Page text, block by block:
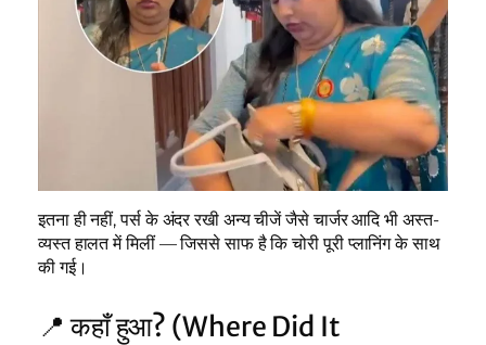
इतना ही नहीं, पर्स के अंदर रखी अन्य चीजें जैसे चार्जर आदि भी अस्त-
व्यस्त हालत में मिलीं — जिससे साफ है कि चोरी पूरी प्लानिंग के साथ
की गई।
📍 कहाँ हुआ? (Where Did It